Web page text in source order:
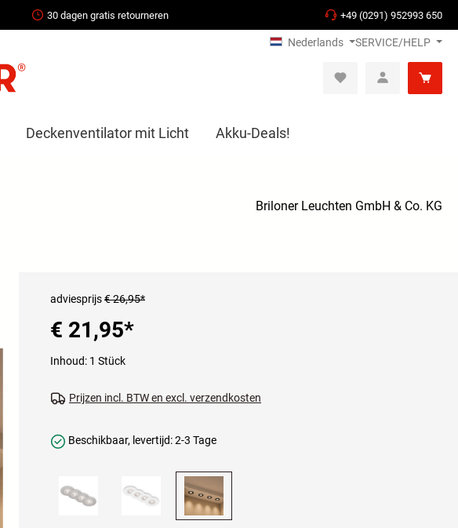
30 dagen gratis retourneren +49 (0291) 952993 650
Nederlands SERVICE/HELP
Deckenventilator mit Licht Akku-Deals!
Briloner Leuchten GmbH & Co. KG
adviesprijs€ 26,95*
€ 21,95*
Inhoud: 1 Stück
Prijzen incl. BTW en excl. verzendkosten
Beschikbaar, levertijd: 2-3 Tage